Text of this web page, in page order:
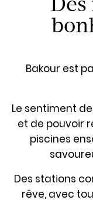
Bakour est
Le sentiment
et de pouvoir
piscines
Des stations
rêve, avec